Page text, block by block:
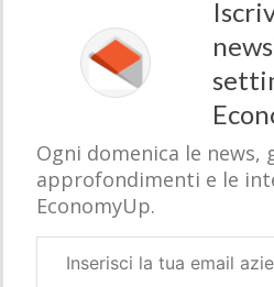
Ogni domenica le news,
approfondimenti e le
EconomyUp.
aziendale